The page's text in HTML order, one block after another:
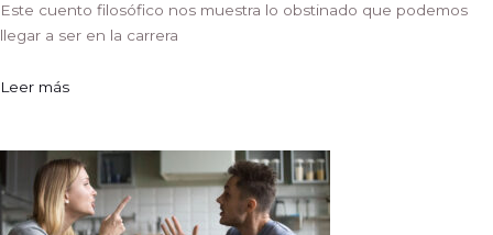
Este cuento filosófico nos muestra lo obstinado que podemos
llegar a ser en la carrera
Leer más